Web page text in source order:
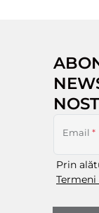
Email *
Prin